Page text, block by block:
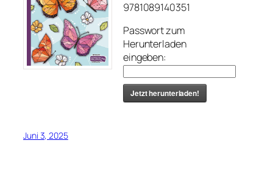
9781089140351
Passwort zum
Herunterladen
eingeben:
Jetzt herunterladen!
Juni 3, 2025